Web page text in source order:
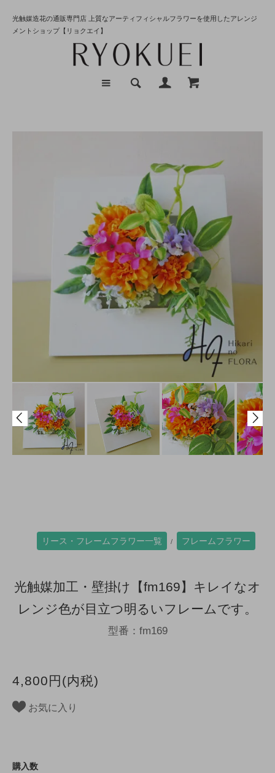
光触媒造花の通販専門店 上質なアーティフィシャルフラワーを使用したアレンジ
メントショップ【リョクエイ】
リース・フレームフラワー一覧 / フレームフラワー
光触媒加工・壁掛け【fm169】キレイなオ
レンジ色が目立つ明るいフレームです。
型番：fm169
4,800円(内税)
お気に入り
購入数